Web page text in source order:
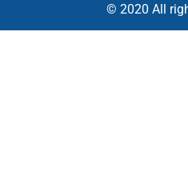
© 2020 All